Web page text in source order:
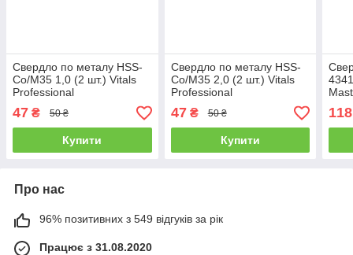
Свердло по металу HSS-
Co/M35 1,0 (2 шт.) Vitals
Professional
47 ₴ 50 ₴
Купити
Свердло по металу HSS-
Co/M35 2,0 (2 шт.) Vitals
Professional
47₴ 50 ₴
Купити
118
Про нас
96% позитивних з 549 відгуків за рік
Працює з 31.08.2020